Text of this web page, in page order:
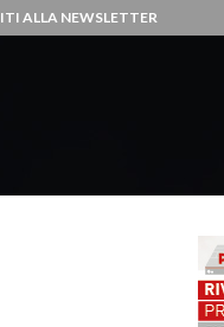
ALLA NEWSLETTER